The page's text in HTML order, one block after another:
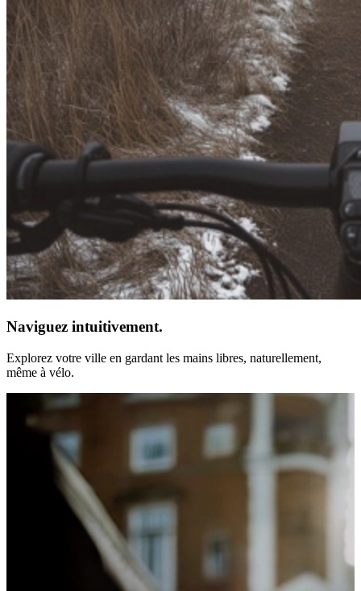
Naviguez intuitivement.
Explorez votre ville en gardant les mains libres, naturellement,
même à vélo.